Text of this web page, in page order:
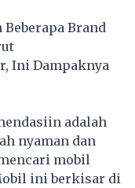
Brand
Ini Dampaknya
adalah
nyaman dan
mobil
ini berkisar di